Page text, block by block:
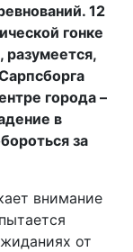
12
гонке
разумеется,
города –
в
за
внимание
от